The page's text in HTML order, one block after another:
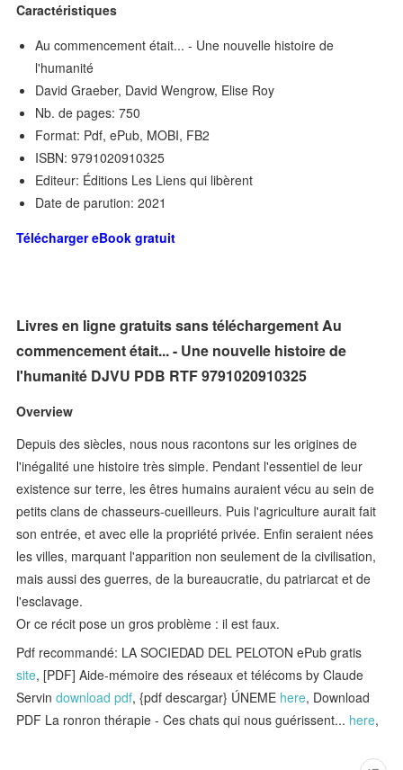
Caractéristiques
Au commencement était... - Une nouvelle histoire de
l'humanité
David Graeber, David Wengrow, Elise Roy
Nb. de pages: 750
Format: Pdf, ePub, MOBI, FB2
ISBN: 9791020910325
Editeur: Éditions Les Liens qui libèrent
Date de parution: 2021
Télécharger eBook gratuit
Livres en ligne gratuits sans téléchargement Au
commencement était... - Une nouvelle histoire de
l'humanité DJVU PDB RTF 9791020910325
Overview
Depuis des siècles, nous nous racontons sur les origines de
l'inégalité une histoire très simple. Pendant l'essentiel de leur
existence sur terre, les êtres humains auraient vécu au sein de
petits clans de chasseurs-cueilleurs. Puis l'agriculture aurait fait
son entrée, et avec elle la propriété privée. Enfin seraient nées
les villes, marquant l'apparition non seulement de la civilisation,
mais aussi des guerres, de la bureaucratie, du patriarcat et de
l'esclavage.
Or ce récit pose un gros problème : il est faux.
Pdf recommandé: LA SOCIEDAD DEL PELOTON ePub gratis
site, [PDF] Aide-mémoire des réseaux et télécoms by Claude
Servindownload pdf, {pdf descargar} ÚNEME here, Download
PDF La ronron thérapie - Ces chats qui nous guérissent... here,